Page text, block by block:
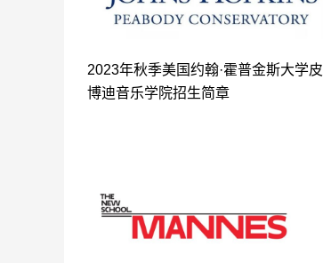
2023年秋季美国约翰·霍普金斯大学皮
博迪音乐学院招生简章